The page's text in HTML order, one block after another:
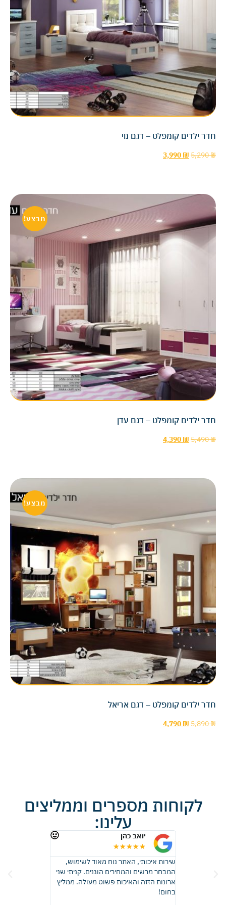
חדר ילדים קומפלט – דגם נוי
5,290₪
3,990 ₪
מבצע!
חדר ילדים קומפלט – דגם עדן
5,490₪
4,390 ₪
מבצע!
חדר ילדים קומפלט – דגם אריאל
5,890₪
4,790 ₪
לקוחות מספרים וממליצים
עלינו:
יואב כהן
★
★
★
★
★
שירות איכותי, האתר נוח מאוד לשימוש,
המבחר מרשים והמחירים הוגנים. קניתי שני
ארונות הזזה והאיכות פשוט מעולה. ממליץ
בחום!